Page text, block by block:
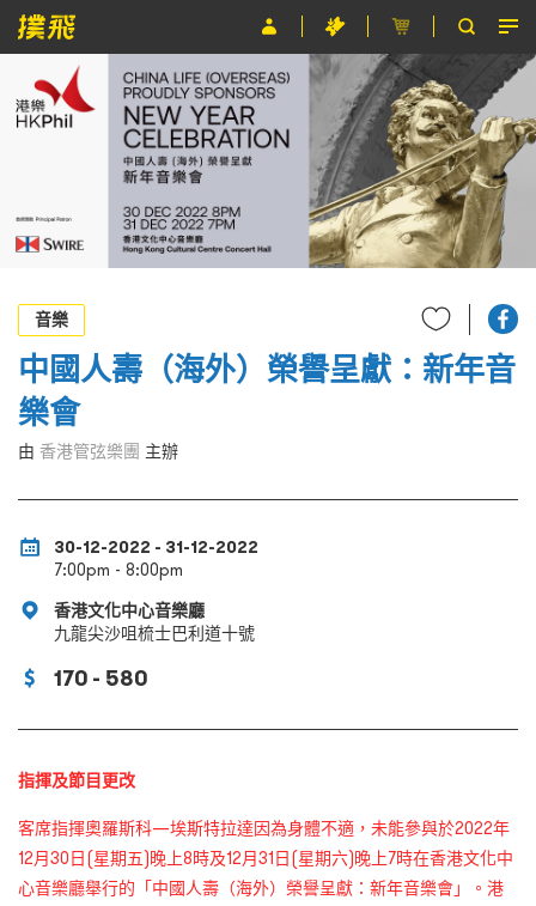
節目
條款及細則
EN
音樂
中國人壽（海外）榮譽呈獻：新年音
樂會
由 香港管弦樂團 主辦
30-12-2022 - 31-12-2022
7:00pm - 8:00pm
香港文化中心音樂廳
九龍尖沙咀梳士巴利道十號
170 - 580
指揮及節目更改
客席指揮奧羅斯科—埃斯特拉達因為身體不適，未能參與於2022年
12月30日(星期五)晚上8時及12月31日(星期六)晚上7時在香港文化中
心音樂廳舉行的「中國人壽（海外）榮譽呈獻：新年音樂會」。 港